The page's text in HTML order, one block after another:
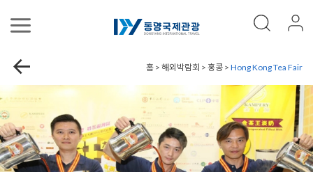
홈 > 해외박람회 > 홍콩 > Hong Kong Tea Fair